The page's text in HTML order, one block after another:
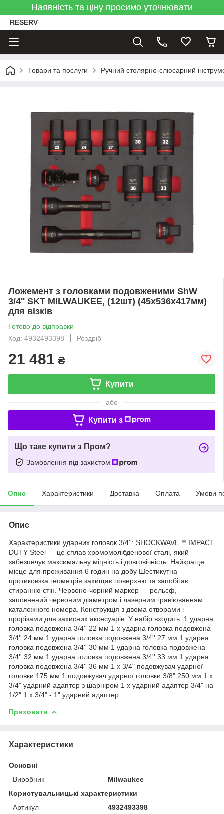
Наявність та ціну просимо уточнювати
RESERV
Товари та послуги Ручний столярно-слюсарний
Ложемент з головками подовженими ShW
3/4'' SKT MILWAUKEE, (12шт) (45х536х417мм)
для візків
Готово до відправки
Код: 4932493398
Роздріб
21 481 ₴
Купити
або
Купити з
Що таке купити з Пром?
Замовлення під захистом
Опис Характеристики Доставка Оплата Умови
Опис
Характеристики ударних головок 3/4'': SHOCKWAVE™ IMPACT
DUTY Steel — це сплав хромомолібденової сталі, який
забезпечує максимальну міцність і довговічність. Найкраще
місце для проживання 6 годин на добу Шестикутна
протиковзка геометрія захищає поверхню та запобігає
стиранню стін. Червоно-чорний маркер — рельєф,
заповнений червоним діаметром і лазерним гравіюванням
каталожного номера. Конструкція з двома отворами і
прорізами для захисних аксесуарів. У набір входить: 1 ударна
головка подовжена 3/4'' 22 мм 1 x ударна головка подовжена
3/4'' 24 мм 1 ударна головка подовжена 3/4'' 27 мм 1 ударна
головка подовжена 3/4'' 30 мм 1 ударна головка подовжена
3/4'' 32 мм 1 ударна головка подовжена 3/4'' 33 мм 1 ударна
головка подовжена 3/4'' 36 мм 1 x 3/4" подовжувач ударної
головки 175 мм 1 подовжувач ударної головки 3/8" 250 мм 1 х
3/4" ударний адаптер з шарніром 1 х ударний адаптер 3/4" на
1/2" 1 x 3/4" - 1" ударний адаптер
Приховати
Характеристики
Основні
Виробник
Milwaukee
Користувальницькі характеристики
Артикул
4932493398